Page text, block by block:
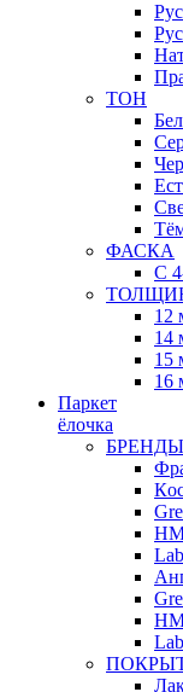
ТОН
ФАСКА
С
12
14
15
16
Паркет
ёлочка
БРЕНДЫ